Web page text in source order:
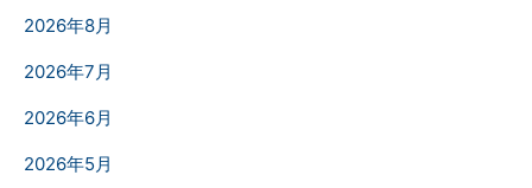
2026年8月
2026年7月
2026年6月
2026年5月